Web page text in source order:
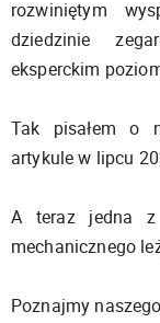
rozwiniętym
dziedzinie
eksperckim
Tak pisałem o
artykule w lipcu
A teraz jedna z
mechanicznego
Poznajmy